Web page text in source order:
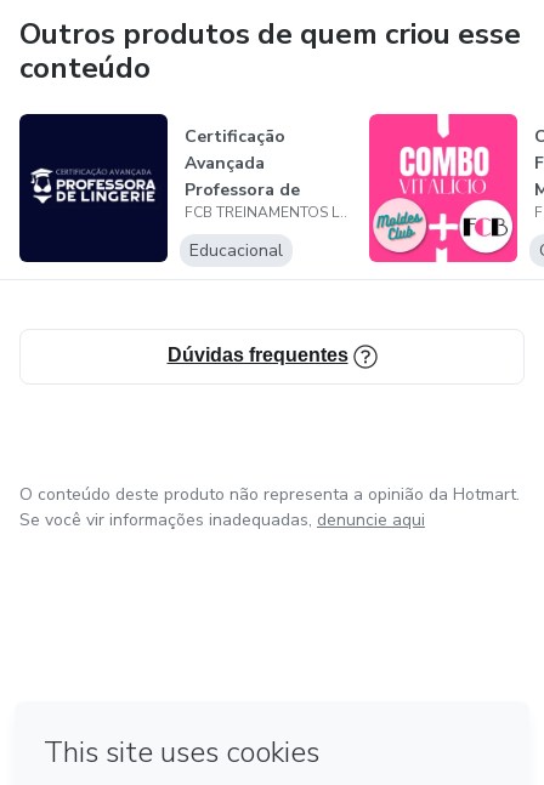
Outros produtos de quem criou esse
conteúdo
Certificação
Avançada
Professora de
Lingerie
FCB TREINAMENTOS LTDA
Educacional
Dúvidas frequentes
O conteúdo deste produto não representa a opinião da Hotmart.
Se você vir informações inadequadas, denuncie aqui
Feito com ❤ em Bogotá